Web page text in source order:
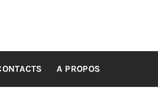
A PROPOS